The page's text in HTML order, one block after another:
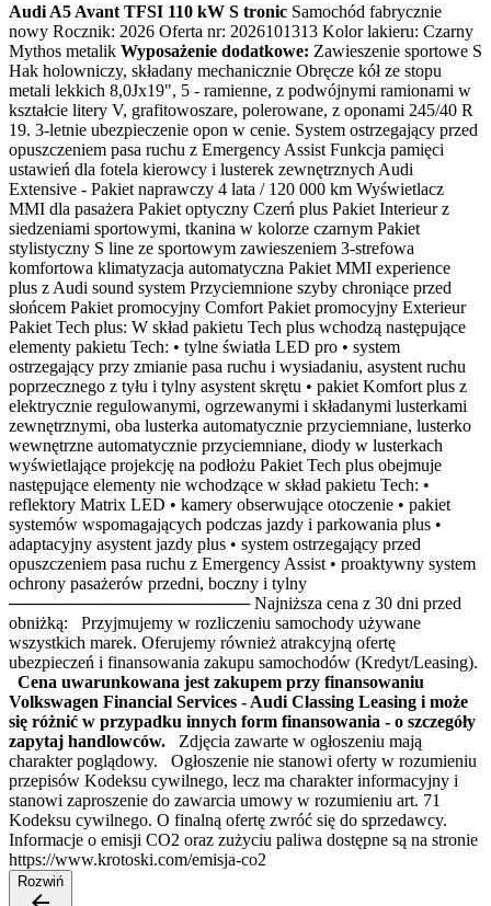
Audi A5 Avant TFSI 110 kW S tronic Samochód fabrycznie
nowy Rocznik: 2026 Oferta nr: 2026101313 Kolor lakieru: Czarny
Mythos metalik Wyposażenie dodatkowe: Zawieszenie sportowe S
Hak holowniczy, składany mechanicznie Obręcze kół ze stopu
metali lekkich 8,0Jx19", 5 - ramienne, z podwójnymi ramionami w
kształcie litery V, grafitowoszare, polerowane, z oponami 245/40 R
19. 3-letnie ubezpieczenie opon w cenie. System ostrzegający przed
opuszczeniem pasa ruchu z Emergency Assist Funkcja pamięci
ustawień dla fotela kierowcy i lusterek zewnętrznych Audi
Extensive - Pakiet naprawczy 4 lata / 120 000 km Wyświetlacz
MMI dla pasażera Pakiet optyczny Czerń plus Pakiet Interieur z
siedzeniami sportowymi, tkanina w kolorze czarnym Pakiet
stylistyczny S line ze sportowym zawieszeniem 3-strefowa
komfortowa klimatyzacja automatyczna Pakiet MMI experience
plus z Audi sound system Przyciemnione szyby chroniące przed
słońcem Pakiet promocyjny Comfort Pakiet promocyjny Exterieur
Pakiet Tech plus: W skład pakietu Tech plus wchodzą następujące
elementy pakietu Tech: • tylne światła LED pro • system
ostrzegający przy zmianie pasa ruchu i wysiadaniu, asystent ruchu
poprzecznego z tyłu i tylny asystent skrętu • pakiet Komfort plus z
elektrycznie regulowanymi, ogrzewanymi i składanymi lusterkami
zewnętrznymi, oba lusterka automatycznie przyciemniane, lusterko
wewnętrzne automatycznie przyciemniane, diody w lusterkach
wyświetlające projekcję na podłożu Pakiet Tech plus obejmuje
następujące elementy nie wchodzące w skład pakietu Tech: •
reflektory Matrix LED • kamery obserwujące otoczenie • pakiet
systemów wspomagających podczas jazdy i parkowania plus •
adaptacyjny asystent jazdy plus • system ostrzegający przed
opuszczeniem pasa ruchu z Emergency Assist • proaktywny system
ochrony pasażerów przedni, boczny i tylny
──────────────────── Najniższa cena z 30 dni przed
obniżką: Przyjmujemy w rozliczeniu samochody używane
wszystkich marek. Oferujemy również atrakcyjną ofertę
ubezpieczeń i finansowania zakupu samochodów (Kredyt/Leasing).
Cena uwarunkowana jest zakupem przy finansowaniu
Volkswagen Financial Services - Audi Classing Leasing i może
się różnić w przypadku innych form finansowania - o szczegóły
zapytaj handlowców. Zdjęcia zawarte w ogłoszeniu mają
charakter poglądowy. Ogłoszenie nie stanowi oferty w rozumieniu
przepisów Kodeksu cywilnego, lecz ma charakter informacyjny i
stanowi zaproszenie do zawarcia umowy w rozumieniu art. 71
Kodeksu cywilnego. O finalną ofertę zwróć się do sprzedawcy.
Informacje o emisji CO2 oraz zużyciu paliwa dostępne są na stronie
https://www.krotoski.com/emisja-co2
Rozwiń